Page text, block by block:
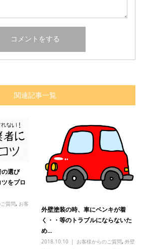
関連記事一覧
選び
をプロ
質問, お客
外壁塗装の時、車にペンキが着
く・・等のトラブルにならないた
め...
2018.10.10 お客様からのご質問,外壁